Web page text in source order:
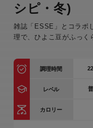
シピ・冬)
雑誌「ESSE」とコラボ
理で、ひよこ豆がふっく
調理時間 22
レベル
カロリー